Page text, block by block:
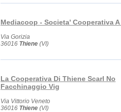
Mediacoop - Societa' Cooperativa A
Via Gorizia
36016 Thiene (VI)
La Cooperativa Di Thiene Scarl No
Facchinaggio Vig
Via Vittorio Veneto
36016 Thiene (VI)